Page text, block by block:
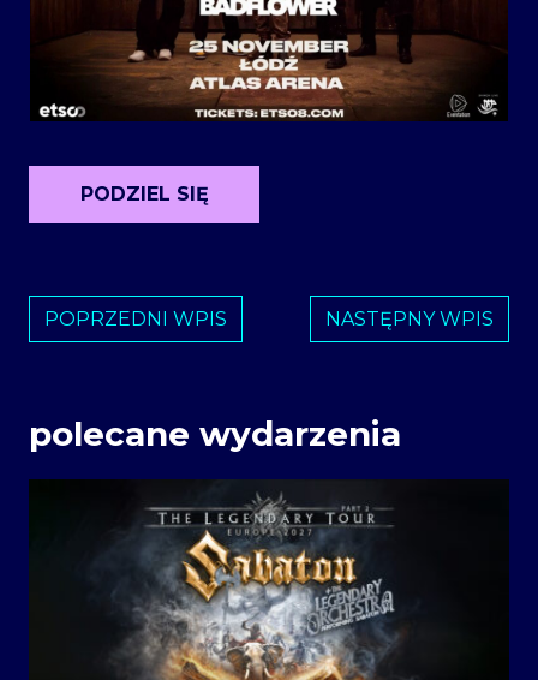
PODZIEL SIĘ
POPRZEDNI WPIS NASTĘPNY WPIS
polecane wydarzenia